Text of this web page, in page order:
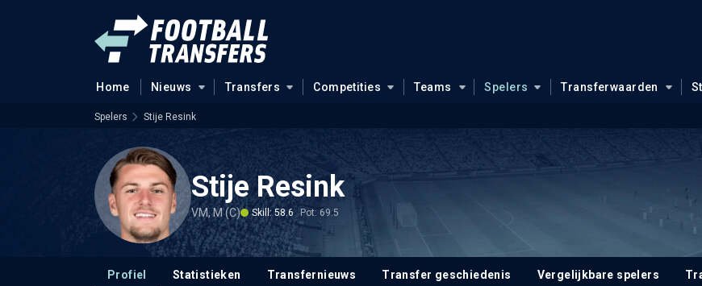
Home Nieuws Transfers Competities Teams Spelers Transferwaarden
Spelers Stije Resink
Stije Resink
VM, M (C) Skill: 58.6 Pot: 69.5
Profiel Statistieken Transfernieuws Transfer geschiedenis Vergelijkbare spelers